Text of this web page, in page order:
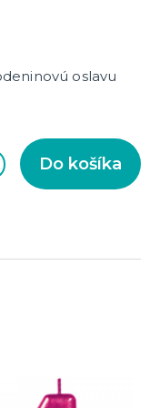
oslavu
Do košíka